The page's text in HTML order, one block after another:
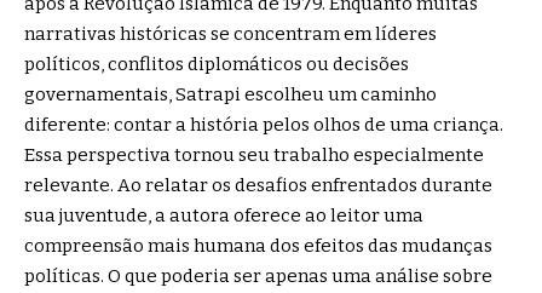
narrativas históricas se concentram em líderes
políticos, conflitos diplomáticos ou decisões
governamentais, Satrapi escolheu um caminho
diferente: contar a história pelos olhos de uma criança.
Essa perspectiva tornou seu trabalho especialmente
relevante. Ao relatar os desafios enfrentados durante
sua juventude, a autora oferece ao leitor uma
compreensão mais humana dos efeitos das mudanças
políticas. O que poderia ser apenas uma análise sobre